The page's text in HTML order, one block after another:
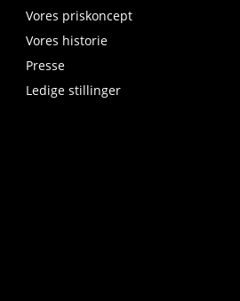
Vores priskoncept
Vores historie
Presse
Ledige stillinger